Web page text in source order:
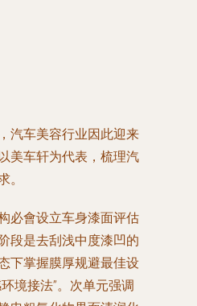
汽车美容行业因此迎来
美车轩为代表，梳理汽
。
必會设立车身漆面评估
段是去刮浅中度漆凹的
下掌握膜厚规避最佳设
境接法”。次单元强调